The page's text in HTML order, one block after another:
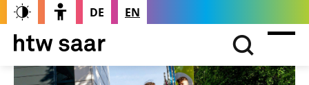
DE EN